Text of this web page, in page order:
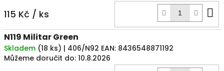
115 Kč / ks
N119 Militar Green
Skladem (18 ks) | 406/N92 EAN: 8436548871192
Můžeme doručit do: 10.8.2026